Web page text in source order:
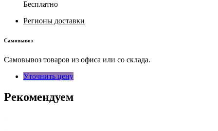
Бесплатно
Регионы доставки
Самовывоз
Самовывоз товаров из офиса или со склада.
Уточнить цену
Рекомендуем